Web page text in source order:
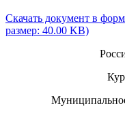
Скачать документ в
размер: 40.00 KB)